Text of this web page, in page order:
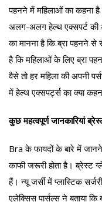
पहनने में महिलाओं का कहना
अलग-अलग हेल्थ एक्सपर्ट की
का मानना है कि ब्रा पहनने से
है कि महिलाओं के लिए ब्रा
वैसे तो हर महिला की अपनी
में हेल्थ एक्सपर्ट्स का क्या
कुछ महत्वपूर्ण जानकारियां
Bra के फायदों के बारे में
काफी जरूरी होता है।
हैं। न्यू जर्सी में प्लास्टिक
एलेक्सिस पार्सल्स ने बताया